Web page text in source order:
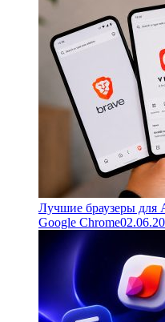
Лучшие браузеры для
Google Chrome